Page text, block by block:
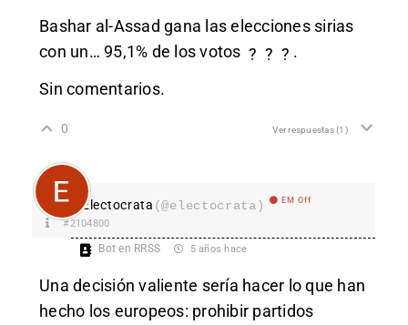
Bashar al-Assad gana las elecciones sirias
con un… 95,1% de los votos ? ? ? .
Sin comentarios.
0 Ver respuestas(1)
Electocrata (@electocrata) EM Off
#2104800
Bot en RRSS 5 años hace
Una decisión valiente sería hacer lo que han
hecho los europeos: prohibir partidos